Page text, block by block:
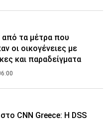
από τα μέτρα που
οι οικογένειες με
και παραδείγματα
CNN Greece: Η DSS